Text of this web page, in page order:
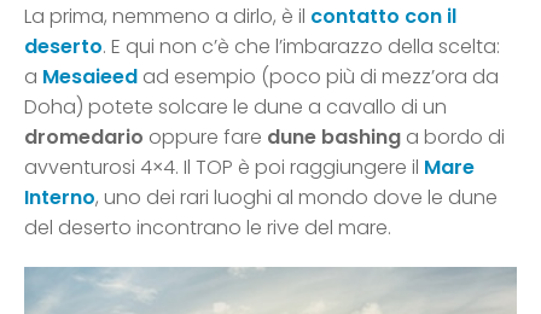
La prima, nemmeno a dirlo, è il contatto con il
deserto. E qui non c’è che l’imbarazzo della scelta:
a Mesaieed ad esempio (poco più di mezz’ora da
Doha) potete solcare le dune a cavallo di un
dromedario oppure fare dune bashing a bordo di
avventurosi 4×4. Il TOP è poi raggiungere il Mare
Interno, uno dei rari luoghi al mondo dove le dune
del deserto incontrano le rive del mare.